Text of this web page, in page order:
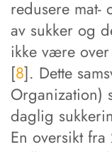
redusere
av sukker og
ikke være
[8]. Dette
Organization)
daglig
En oversikt fra